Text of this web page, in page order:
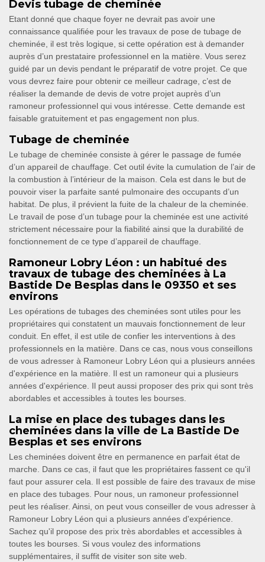
Devis tubage de cheminée
Etant donné que chaque foyer ne devrait pas avoir une
connaissance qualifiée pour les travaux de pose de tubage de
cheminée, il est très logique, si cette opération est à demander
auprès d’un prestataire professionnel en la matière. Vous serez
guidé par un devis pendant le préparatif de votre projet. Ce que
vous devrez faire pour obtenir ce meilleur cadrage, c’est de
réaliser la demande de devis de votre projet auprès d’un
ramoneur professionnel qui vous intéresse. Cette demande est
faisable gratuitement et pas engagement non plus.
Tubage de cheminée
Le tubage de cheminée consiste à gérer le passage de fumée
d’un appareil de chauffage. Cet outil évite la cumulation de l’air de
la combustion à l’intérieur de la maison. Cela est dans le but de
pouvoir viser la parfaite santé pulmonaire des occupants d’un
habitat. De plus, il prévient la fuite de la chaleur de la cheminée.
Le travail de pose d’un tubage pour la cheminée est une activité
strictement nécessaire pour la fiabilité ainsi que la durabilité de
fonctionnement de ce type d’appareil de chauffage.
Ramoneur Lobry Léon : un habitué des
travaux de tubage des cheminées à La
Bastide De Besplas dans le 09350 et ses
environs
Les opérations de tubages des cheminées sont utiles pour les
propriétaires qui constatent un mauvais fonctionnement de leur
conduit. En effet, il est utile de confier les interventions à des
professionnels en la matière. Dans ce cas, nous vous conseillons
de vous adresser à Ramoneur Lobry Léon qui a plusieurs années
d'expérience en la matière. Il est un ramoneur qui a plusieurs
années d'expérience. Il peut aussi proposer des prix qui sont très
abordables et accessibles à toutes les bourses.
La mise en place des tubages dans les
cheminées dans la ville de La Bastide De
Besplas et ses environs
Les cheminées doivent être en permanence en parfait état de
marche. Dans ce cas, il faut que les propriétaires fassent ce qu'il
faut pour assurer cela. Il est possible de faire des travaux de mise
en place des tubages. Pour nous, un ramoneur professionnel
peut les réaliser. Ainsi, on peut vous conseiller de vous adresser à
Ramoneur Lobry Léon qui a plusieurs années d'expérience.
Sachez qu'il propose des prix très abordables et accessibles à
toutes les bourses. Si vous voulez des informations
supplémentaires, il suffit de visiter son site web.